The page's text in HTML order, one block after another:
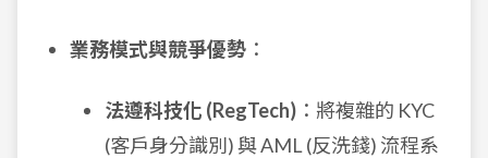
業務模式與競爭優勢 ：
法遵科技化 (RegTech) ：將複雜的 KYC
(客戶身分識別) 與 AML (反洗錢) 流程系